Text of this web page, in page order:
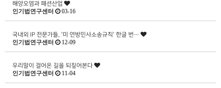
해양오염과 패션산업
인기법연구센터 03-16
국내외 IP 전문가들, '미 연방민사소송규칙' 한글 번…
인기법연구센터 12-09
우리말이 걸어온 길을 되짚어본다
인기법연구센터 11-04